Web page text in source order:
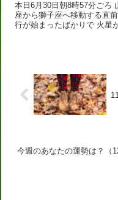
本日6月30日朝8時57分ごろ
座から獅子座へ移動する直
行が始まったばかりで 火星
今週のあなたの運勢は？（